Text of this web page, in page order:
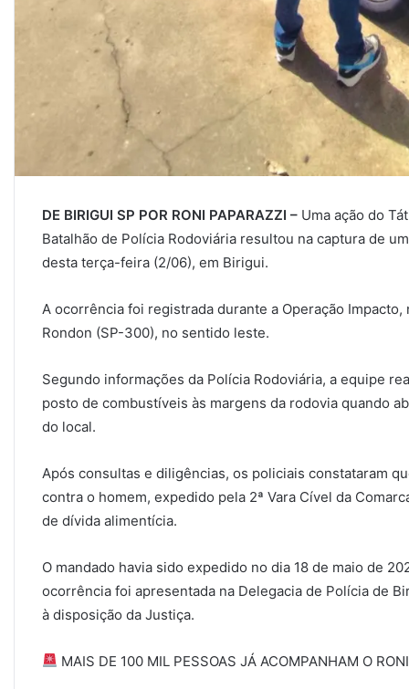
DE BIRIGUI SP POR RONI PAPARAZZI – Uma ação do
Batalhão de Polícia Rodoviária resultou na captura de
desta terça-feira (2/06), em Birigui.
A ocorrência foi registrada durante a Operação
Rondon (SP-300), no sentido leste.
Segundo informações da Polícia Rodoviária, a equipe
posto de combustíveis às margens da rodovia quando
do local.
Após consultas e diligências, os policiais constataram
contra o homem, expedido pela 2ª Vara Cível da
de dívida alimentícia.
O mandado havia sido expedido no dia 18 de maio de
ocorrência foi apresentada na Delegacia de Polícia de
à disposição da Justiça.
MAIS DE 100 MIL PESSOAS JÁ ACOMPANHAM O